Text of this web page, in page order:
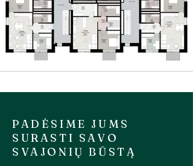
PADĖSIME JUMS
SURASTI SAVO
SVAJONIŲ BŪSTĄ